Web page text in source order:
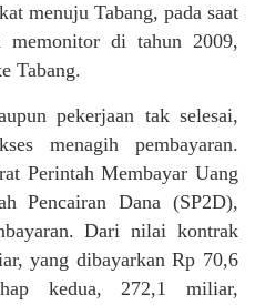
menuju Tabang, pada saat
di tahun 2009,
Tabang.
pekerjaan tak selesai,
menagih pembayaran.
Perintah Membayar Uang
Pencairan Dana (SP2D),
Dari nilai kontrak
yang dibayarkan Rp 70,6
kedua, 272,1 miliar,